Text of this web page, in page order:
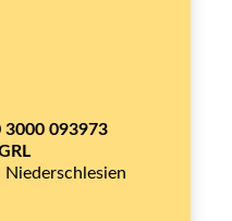
3000 093973
Niederschlesien